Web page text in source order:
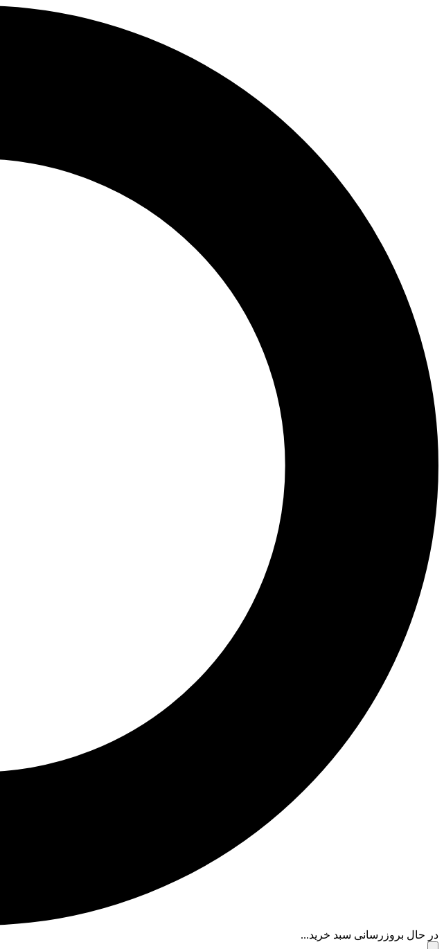
در حال بروزرسانی سبد خرید...